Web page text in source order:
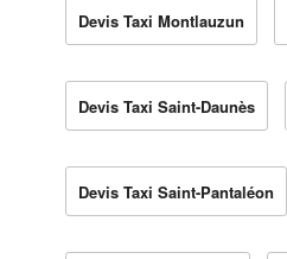
Devis Taxi Montlauzun
Devis Taxi Saint-Daunès
Devis Taxi Saint-Pantaléon